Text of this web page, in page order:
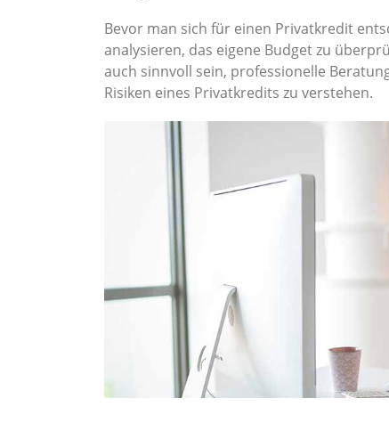
Bevor man sich für einen Privatkredit
analysieren, das eigene Budget zu
auch sinnvoll sein, professionelle
Risiken eines Privatkredits zu verstehen.